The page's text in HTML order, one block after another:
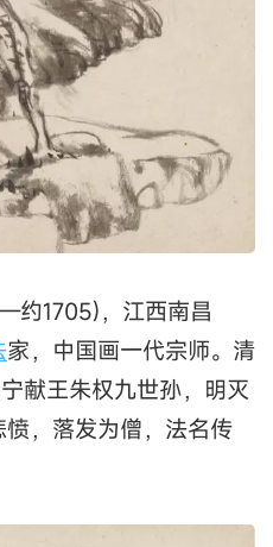
约1705)，江西南昌
家，中国画一代宗师。清
献王朱权九世孙，明灭
，落发为僧，法名传